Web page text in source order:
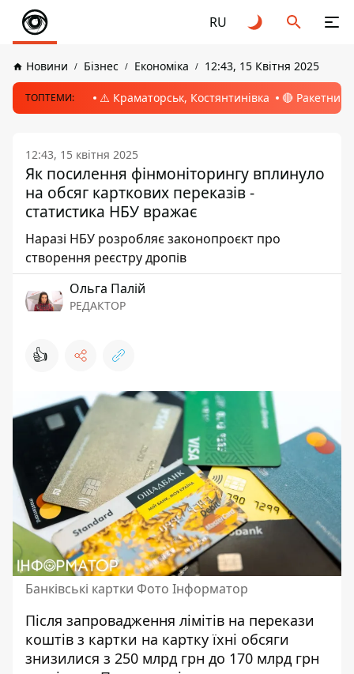
RU
Новини Бізнес Економіка 12:43, 15 Квітня 2025
ТОПТЕМИ: ⚠️ Краматорськ, Костянтинівка 🔴 Ракетний
12:43, 15 квітня 2025
Як посилення фінмоніторингу вплинуло
на обсяг карткових переказів -
статистика НБУ вражає
Наразі НБУ розробляє законопроєкт про
створення реєстру дропів
Ольга Палій
РЕДАКТОР
👍
Банківські картки Фото Інформатор
Після запровадження лімітів на перекази
коштів з картки на картку їхні обсяги
знизилися з 250 млрд грн до 170 млрд грн